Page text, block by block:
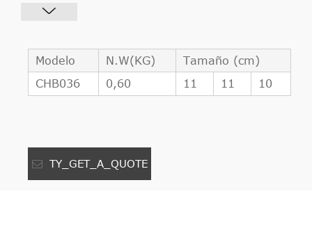
Modelo N.W(KG)
Tamaño (cm)
CHB036
0,60 11 11 10
TY_GET_A_QUOTE